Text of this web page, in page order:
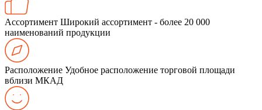
Ассортимент Широкий ассортимент - более 20 000
наименований продукции
Расположение Удобное расположение торговой площади
вблизи МКАД